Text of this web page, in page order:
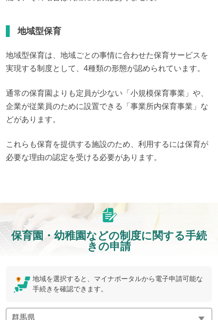
地域型保育
地域型保育は、地域ごとの事情に合わせた保育サービスを
実現する制度として、4種類の形態が認められています。
通常の保育園よりも定員が少ない「小規模保育事業」や、
企業が従業員のために設置できる「事業所内保育事業」な
どがあります。
これらも保育を提供する施設のため、利用するには保育が
必要な理由の認定を受ける必要があります。
保育園・幼稚園などの制度に関する手続
きの申請
地域を選択すると、マイナポータルから電子申請可能な
手続きを確認できます。